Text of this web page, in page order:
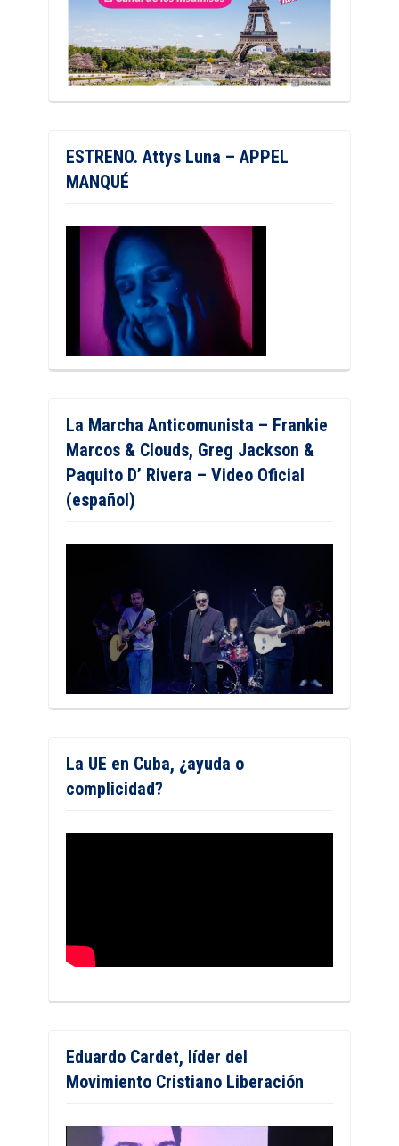
ESTRENO. Attys Luna – APPEL
MANQUÉ
La Marcha Anticomunista – Frankie
Marcos & Clouds, Greg Jackson &
Paquito D’ Rivera – Video Oficial
(español)
La UE en Cuba, ¿ayuda o
complicidad?
Eduardo Cardet, líder del
Movimiento Cristiano Liberación